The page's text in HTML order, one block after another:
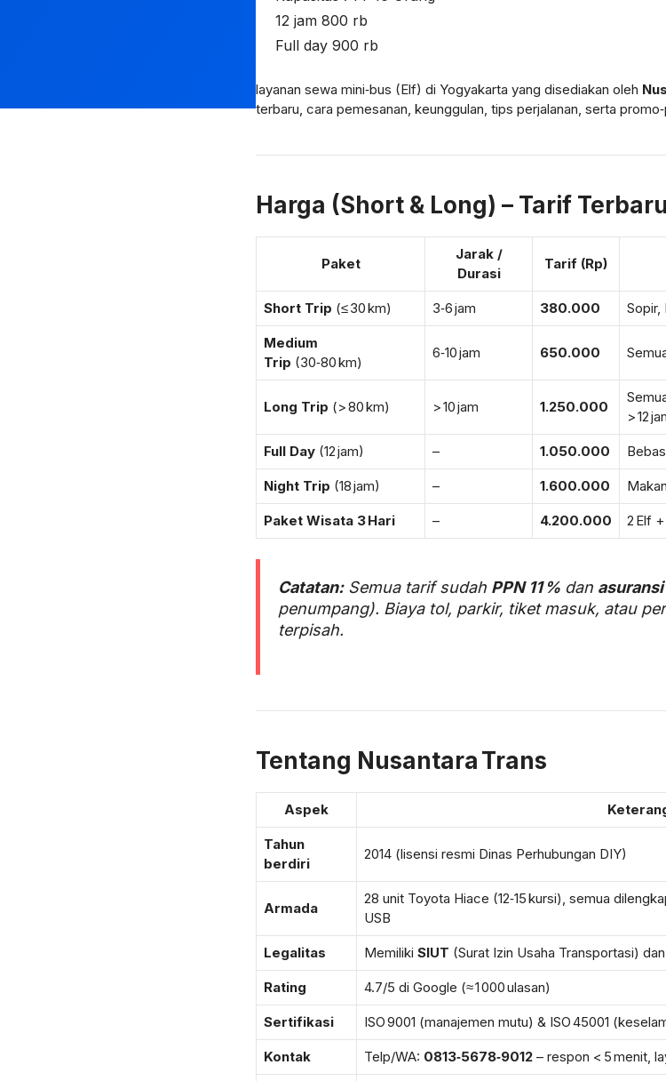
12 jam 800 rb
Full day 900 rb
layanan sewa mini‑bus (Elf) di Yogyakarta yang disediakan oleh
terbaru, cara pemesanan, keunggulan, tips perjalanan, serta
Harga (Short & Long) – Tarif
Paket
Jarak /
Durasi
Tarif (Rp)
Short Trip (≤ 30 km) 3‑6 jam 380.000 Sopir,
Medium
Trip (30‑80 km)
6‑10 jam 650.000
Long Trip (> 80 km) > 10 jam 1.250.000
> 12
Full Day (12 jam) – 1.050.000
Night Trip (18 jam) – 1.600.000
Paket Wisata 3 Hari – 4.200.000 2 Elf
Catatan:Semua tarif sudah PPN 11 % dan
penumpang). Biaya tol, parkir, tiket masuk, atau
terpisah.
Tentang Nusantara Trans
Aspek
Tahun
berdiri
2014 (lisensi resmi Dinas Perhubungan DIY)
Armada
28 unit Toyota Hiace (12‑15 kursi), semua
USB
Legalitas Memiliki SIUT (Surat Izin Usaha Transportasi) dan
Rating 4.7/5 di Google (≈ 1 000 ulasan)
Sertifikasi ISO 9001 (manajemen mutu) & ISO 45001
Kontak Telp/WA: 0813‑5678‑9012 – respon < 5 menit,